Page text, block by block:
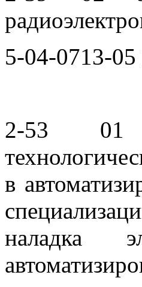
5-04-0713-05
2-53
в
наладка